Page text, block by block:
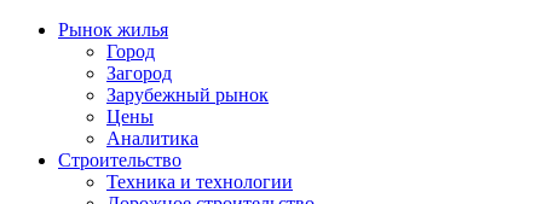
Рынок жилья
Город
Загород
Зарубежный рынок
Цены
Аналитика
Строительство
Техника и технологии